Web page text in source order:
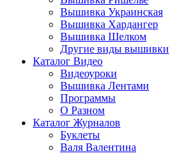
Вышивка Украинская
Вышивка Хардангер
Вышивка Шелком
Другие виды вышивки
Каталог Видео
Видеоуроки
Вышивка Лентами
Программы
О Разном
Каталог Журналов
Буклеты
Валя Валентина